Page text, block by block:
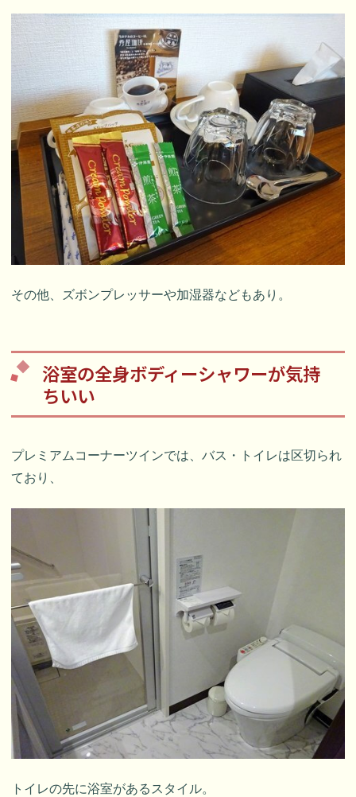
その他、ズボンプレッサーや加湿器などもあり。
浴室の全身ボディーシャワーが気持
ちいい
プレミアムコーナーツインでは、バス・トイレは区切られ
ており、
トイレの先に浴室があるスタイル。